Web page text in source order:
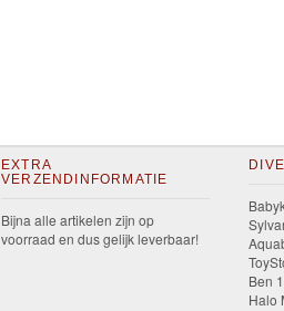
EXTRA
VERZENDINFORMATIE
Bijna alle artikelen zijn op
voorraad en dus gelijk leverbaar!
Ben
Halo